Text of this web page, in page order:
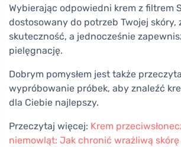
Wybierając odpowiedni krem z filtrem
dostosowany do potrzeb Twojej skóry,
skuteczność, a jednocześnie
pielęgnację.
Dobrym pomysłem jest także
wypróbowanie próbek, aby znaleźć
dla Ciebie najlepszy.
Przeczytaj więcej: Krem
niemowląt: Jak chronić wrażliwą skórę